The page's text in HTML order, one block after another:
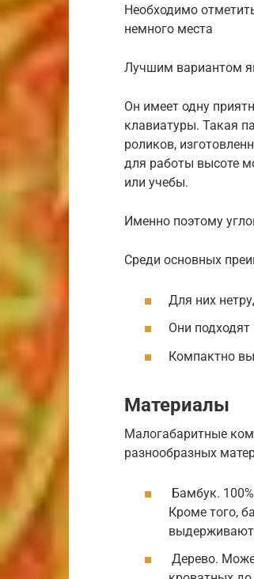
Необходимо
немного места
Лучшим вариантом
Он имеет одну
клавиатуры. Такая
роликов,
для работы высоте
или учебы.
Именно поэтому
Среди основных
Для них
Они
Компактно
Материалы
Малогабаритные
разнообразных
Бамбук.
Кроме того,
выдерживают
Дерево.